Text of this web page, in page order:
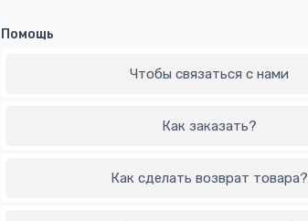
Помощь
Чтобы связаться с нами
Как заказать?
Как сделать возврат товара?